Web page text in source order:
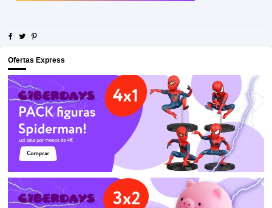
Ofertas Express